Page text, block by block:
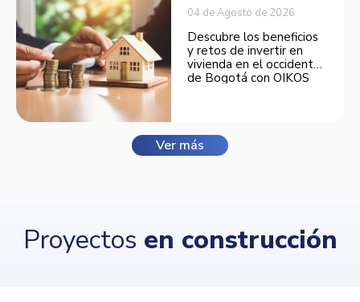
04 de Agosto de 2026
Descubre los beneficios
y retos de invertir en
vivienda en el occidente
de Bogotá con OIKOS
Ver más
Proyectos en construcción